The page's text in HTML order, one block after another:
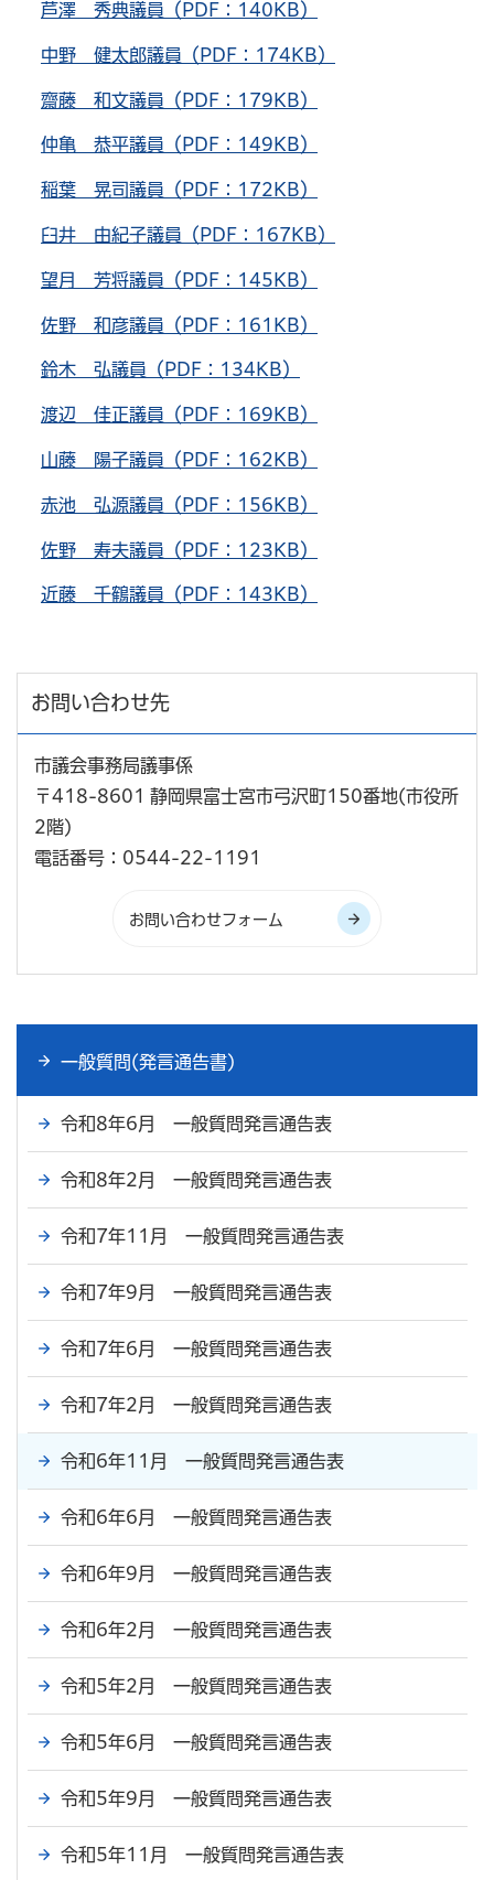
芦澤 秀典議員（PDF：140KB）
中野 健太郎議員（PDF：174KB）
齋藤 和文議員（PDF：179KB）
仲亀 恭平議員（PDF：149KB）
稲葉 晃司議員（PDF：172KB）
臼井 由紀子議員（PDF：167KB）
望月 芳将議員（PDF：145KB）
佐野 和彦議員（PDF：161KB）
鈴木 弘議員（PDF：134KB）
渡辺 佳正議員（PDF：169KB）
山藤 陽子議員（PDF：162KB）
赤池 弘源議員（PDF：156KB）
佐野 寿夫議員（PDF：123KB）
近藤 千鶴議員（PDF：143KB）
お問い合わせ先
市議会事務局議事係
〒418-8601 静岡県富士宮市弓沢町150番地(市役所
2階)
電話番号：0544-22-1191
一般質問(発言通告書)
令和8年6月 一般質問発言通告表
令和8年2月 一般質問発言通告表
令和7年11月 一般質問発言通告表
令和7年9月 一般質問発言通告表
令和7年6月 一般質問発言通告表
令和7年2月 一般質問発言通告表
令和6年11月 一般質問発言通告表
令和6年6月 一般質問発言通告表
令和6年9月 一般質問発言通告表
令和6年2月 一般質問発言通告表
令和5年2月 一般質問発言通告表
令和5年6月 一般質問発言通告表
令和5年9月 一般質問発言通告表
令和5年11月 一般質問発言通告表